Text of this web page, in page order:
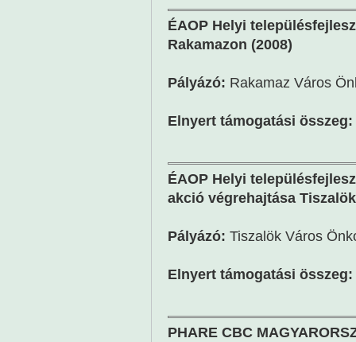
ÉAOP Helyi
Rakamazon (2008)
Pályázó: Rakamaz Város
Elnyert támogatási összeg:
ÉAOP Helyi
akció végrehajtása
Pályázó: Tiszalök Város
Elnyert támogatási összeg:
PHARE CBC